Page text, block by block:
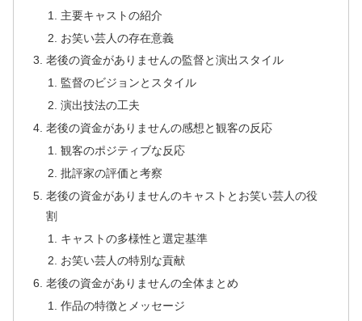
主要キャストの紹介
お笑い芸人の存在意義
老後の資金がありませんの監督と演出スタイル
監督のビジョンとスタイル
演出技法の工夫
老後の資金がありませんの感想と観客の反応
観客のポジティブな反応
批評家の評価と考察
老後の資金がありませんのキャストとお笑い芸人の役
割
キャストの多様性と選定基準
お笑い芸人の特別な貢献
老後の資金がありませんの全体まとめ
作品の特徴とメッセージ